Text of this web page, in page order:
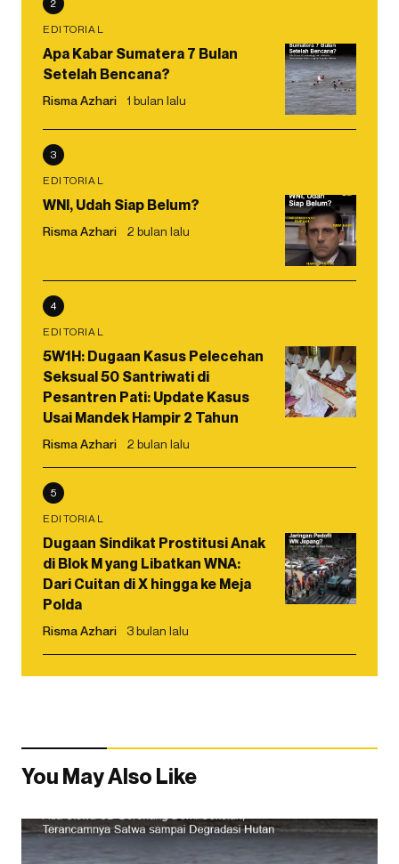
2
EDITORIAL
Apa Kabar Sumatera 7 Bulan
Setelah Bencana?
Risma Azhari 1 bulan lalu
3
EDITORIAL
WNI, Udah Siap Belum?
Risma Azhari 2 bulan lalu
4
EDITORIAL
5W1H: Dugaan Kasus Pelecehan
Seksual 50 Santriwati di
Pesantren Pati: Update Kasus
Usai Mandek Hampir 2 Tahun
Risma Azhari 2 bulan lalu
5
EDITORIAL
Dugaan Sindikat Prostitusi Anak
di Blok M yang Libatkan WNA:
Dari Cuitan di X hingga ke Meja
Polda
Risma Azhari 3 bulan lalu
You May Also Like